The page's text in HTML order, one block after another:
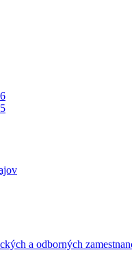
a odborných